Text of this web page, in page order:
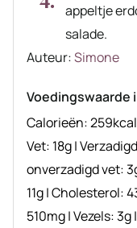
appeltje
salade.
Auteur
Auteur:Simone
Voedingswaarde
Calorieën:259kcal
Vet: 18g|
onverzadigd vet:3
11g|Cholesterol:
510mg|Vezels:3g|